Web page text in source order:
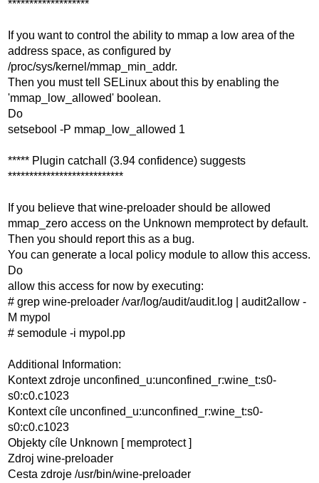
*******************
If you want to control the ability to mmap a low area of the
address space, as configured by
/proc/sys/kernel/mmap_min_addr.
Then you must tell SELinux about this by enabling the
'mmap_low_allowed' boolean.
Do
setsebool -P mmap_low_allowed 1
***** Plugin catchall (3.94 confidence) suggests
***************************
If you believe that wine-preloader should be allowed
mmap_zero access on the Unknown memprotect by default.
Then you should report this as a bug.
You can generate a local policy module to allow this access.
Do
allow this access for now by executing:
# grep wine-preloader /var/log/audit/audit.log | audit2allow -
M mypol
# semodule -i mypol.pp
Additional Information:
Kontext zdroje unconfined_u:unconfined_r:wine_t:s0-
s0:c0.c1023
Kontext cíle unconfined_u:unconfined_r:wine_t:s0-
s0:c0.c1023
Objekty cíle Unknown [ memprotect ]
Zdroj wine-preloader
Cesta zdroje /usr/bin/wine-preloader